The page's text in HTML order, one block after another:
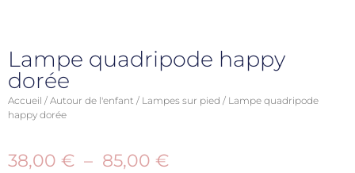
Lampe quadripode happy
dorée
Accueil / Autour de l'enfant / Lampes sur pied / Lampe quadripode
happy dorée
38,00 € – 85,00 €